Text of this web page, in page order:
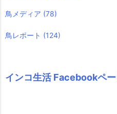
鳥メディア (78)
鳥レポート (124)
インコ生活 Facebookペ